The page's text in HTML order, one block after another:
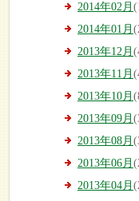
2014年02月
2014年01月
2013年12月
2013年11月
2013年10月
2013年09月
2013年08月
2013年06月
2013年04月